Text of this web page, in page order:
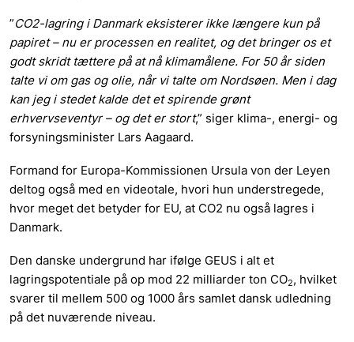
”CO2-lagring i Danmark eksisterer ikke længere kun på
papiret – nu er processen en realitet, og det bringer os et
godt skridt tættere på at nå klimamålene. For 50 år siden
talte vi om gas og olie, når vi talte om Nordsøen. Men i dag
kan jeg i stedet kalde det et spirende grønt
erhvervseventyr – og det er stort,” siger klima-, energi- og
forsyningsminister Lars Aagaard.
Formand for Europa-Kommissionen Ursula von der Leyen
deltog også med en videotale, hvori hun understregede,
hvor meget det betyder for EU, at CO2 nu også lagres i
Danmark.
Den danske undergrund har ifølge GEUS i alt et
lagringspotentiale på op mod 22 milliarder ton CO2, hvilket
svarer til mellem 500 og 1000 års samlet dansk udledning
på det nuværende niveau.